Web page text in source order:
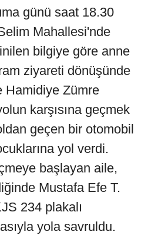
günü saat 18.30
Mahallesi'nde
bilgiye göre anne
ziyareti dönüşünde
Hamidiye Zümre
karşısına geçmek
geçen bir otomobil
yol verdi.
başlayan aile,
Mustafa Efe T.
234 plakalı
yola savruldu.